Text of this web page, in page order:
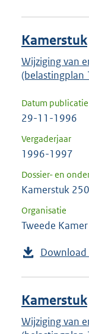
Kamerstuk
Wijziging van
(belastingplan
Datum publicatie
29-11-1996
Vergaderjaar
1996-1997
Dossier- en
Kamerstuk
Organisatie
Tweede
Download
Kamerstuk
Wijziging van